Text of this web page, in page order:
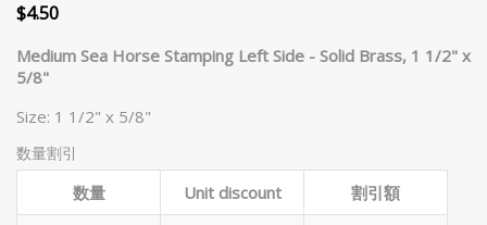
$4.50
Medium Sea Horse Stamping Left Side - Solid Brass, 1 1/2" x
5/8"
Size: 1 1/2" x 5/8"
数量割引
数量 Unit discount 割引額